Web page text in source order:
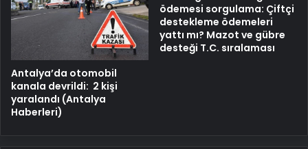
Antalya’da otomobil
kanala devrildi: 2 kişi
yaralandı (Antalya
Haberleri)
ödemesi sorgulama: Çiftçi
destekleme ödemeleri
yattı mı? Mazot ve gübre
desteği T.C. sıralaması